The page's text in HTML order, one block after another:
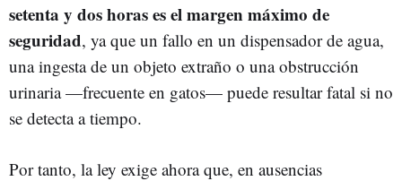
setenta y dos horas es el margen máximo de
seguridad, ya que un fallo en un dispensador de agua,
una ingesta de un objeto extraño o una obstrucción
urinaria —frecuente en gatos— puede resultar fatal si no
se detecta a tiempo.
Por tanto, la ley exige ahora que, en ausencias